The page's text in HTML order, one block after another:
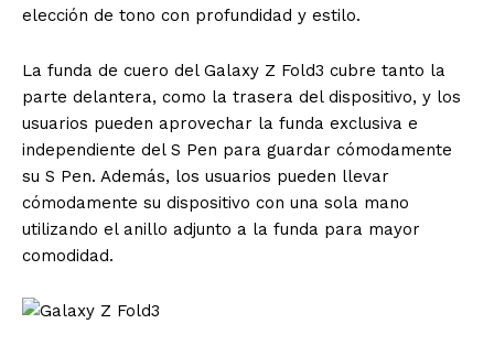
elección de tono con profundidad y estilo.
La funda de cuero del Galaxy Z Fold3 cubre tanto la
parte delantera, como la trasera del dispositivo, y los
usuarios pueden aprovechar la funda exclusiva e
independiente del S Pen para guardar cómodamente
su S Pen. Además, los usuarios pueden llevar
cómodamente su dispositivo con una sola mano
utilizando el anillo adjunto a la funda para mayor
comodidad.